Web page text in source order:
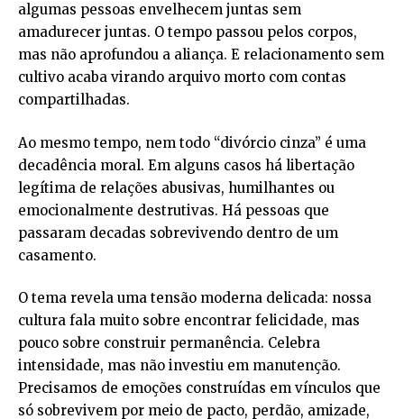
algumas pessoas envelhecem juntas sem
amadurecer juntas. O tempo passou pelos corpos,
mas não aprofundou a aliança. E relacionamento sem
cultivo acaba virando arquivo morto com contas
compartilhadas.
Ao mesmo tempo, nem todo “divórcio cinza” é uma
decadência moral. Em alguns casos há libertação
legítima de relações abusivas, humilhantes ou
emocionalmente destrutivas. Há pessoas que
passaram decadas sobrevivendo dentro de um
casamento.
O tema revela uma tensão moderna delicada: nossa
cultura fala muito sobre encontrar felicidade, mas
pouco sobre construir permanência. Celebra
intensidade, mas não investiu em manutenção.
Precisamos de emoções construídas em vínculos que
só sobrevivem por meio de pacto, perdão, amizade,